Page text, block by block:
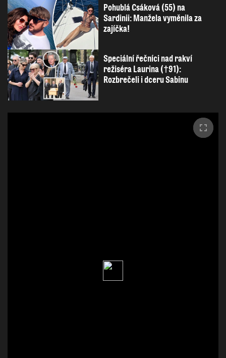
Pohublá Csáková (55) na
Sardinii: Manžela vyměnila za
zajíčka!
Speciální řečníci nad rakví
režiséra Laurina (†91):
Rozbrečeli i dceru Sabinu